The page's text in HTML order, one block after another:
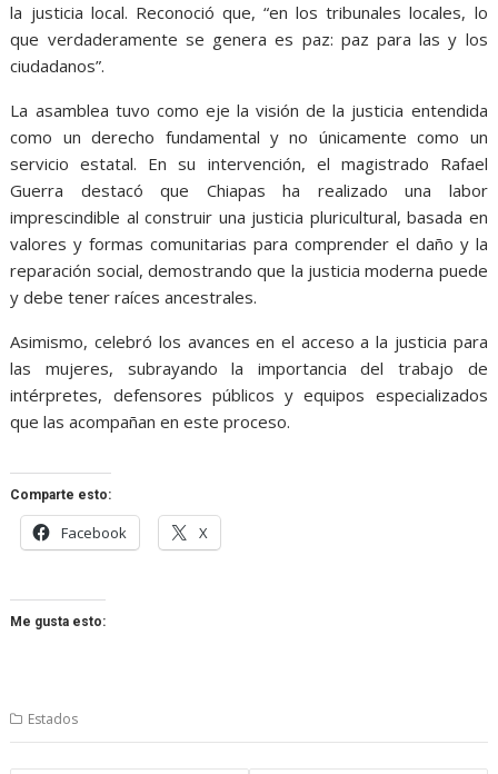
la justicia local. Reconoció que, “en los tribunales locales, lo
que verdaderamente se genera es paz: paz para las y los
ciudadanos”.
La asamblea tuvo como eje la visión de la justicia entendida
como un derecho fundamental y no únicamente como un
servicio estatal. En su intervención, el magistrado Rafael
Guerra destacó que Chiapas ha realizado una labor
imprescindible al construir una justicia pluricultural, basada en
valores y formas comunitarias para comprender el daño y la
reparación social, demostrando que la justicia moderna puede
y debe tener raíces ancestrales.
Asimismo, celebró los avances en el acceso a la justicia para
las mujeres, subrayando la importancia del trabajo de
intérpretes, defensores públicos y equipos especializados
que las acompañan en este proceso.
Comparte esto:
Facebook X
Me gusta esto:
Estados